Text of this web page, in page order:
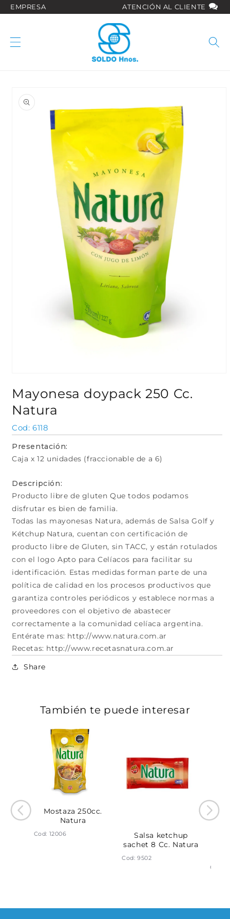
directamente
EMPRESA ATENCIÓN AL CLIENTE
información
del producto
multimedia
1
en
una
modal
Mayonesa doypack 250 Cc.
Natura
SKU:
6118
Presentación:
Caja x 12 unidades (fraccionable de a 6)
Descripción:
Producto libre de gluten Que todos podamos
disfrutar es bien de familia.
Todas las mayonesas Natura, además de Salsa Golf y
Kétchup Natura, cuentan con certificación de
producto libre de Gluten, sin TACC, y están rotulados
con el logo Apto para Celíacos para facilitar su
identificación. Estas medidas forman parte de una
política de calidad en los procesos productivos que
garantiza controles periódicos y establece normas a
proveedores con el objetivo de abastecer
correctamente a la comunidad celíaca argentina.
Entérate mas: http://www.natura.com.ar
Recetas: http://www.recetasnatura.com.ar
Share
También te puede interesar
Mostaza 250cc.
Natura
Cod: 12006
Salsa ketchup
sachet 8 Cc. Natura
Cod: 9502
Cod: